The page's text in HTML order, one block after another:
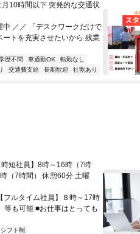
10時間以下 突発的な交通状
／／ 「デスクワークだけで
トを充実させたいから 残業
歴不問 車通勤OK
転勤なし
交通費支給 長期歓迎 社割あり
短社員】8時～16時（7時
（7時間） 休憩60分 土曜
ルタイム社員】８時～17時
等も可能 ■お仕事はとっても
シフト制